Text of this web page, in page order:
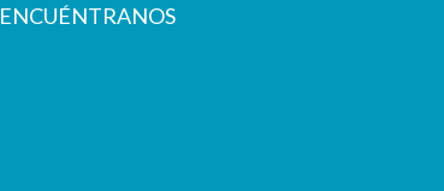
ENCUÉNTRANOS